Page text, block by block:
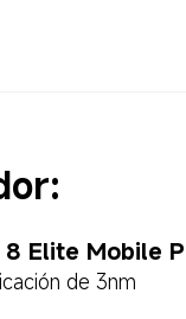
8 Elite Mobile
de 3nm